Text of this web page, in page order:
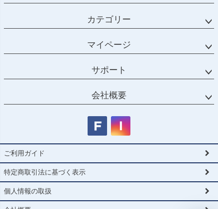
カテゴリー
マイページ
サポート
会社概要
ご利用ガイド
特定商取引法に基づく表示
個人情報の取扱